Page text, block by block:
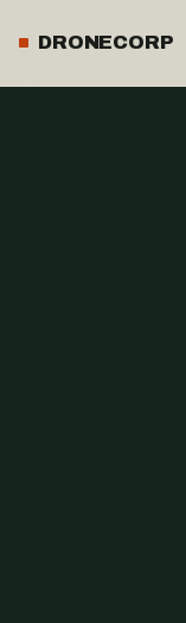
DRONECORP